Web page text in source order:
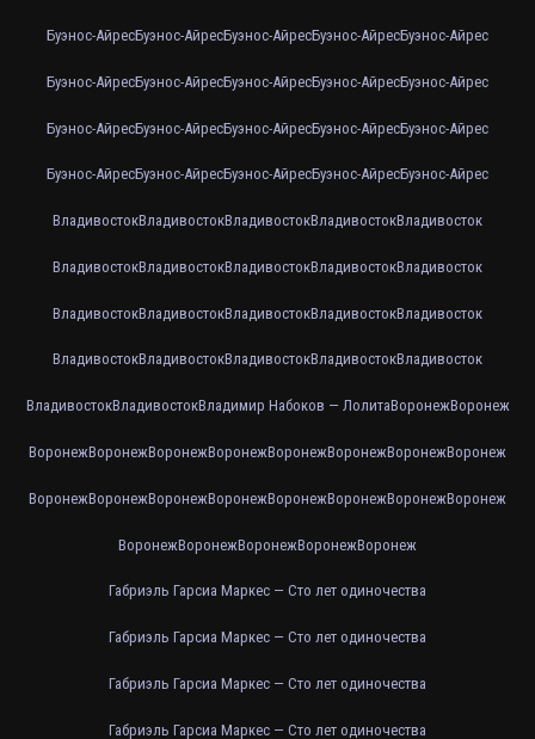
Буэнос-АйресБуэнос-АйресБуэнос-АйресБуэнос-АйресБуэнос-Айрес
Буэнос-АйресБуэнос-АйресБуэнос-АйресБуэнос-АйресБуэнос-Айрес
Буэнос-АйресБуэнос-АйресБуэнос-АйресБуэнос-АйресБуэнос-Айрес
Буэнос-АйресБуэнос-АйресБуэнос-АйресБуэнос-АйресБуэнос-Айрес
ВладивостокВладивостокВладивостокВладивостокВладивосток
ВладивостокВладивостокВладивостокВладивостокВладивосток
ВладивостокВладивостокВладивостокВладивостокВладивосток
ВладивостокВладивостокВладивостокВладивостокВладивосток
ВладивостокВладивостокВладимир Набоков — ЛолитаВоронежВоронеж
ВоронежВоронежВоронежВоронежВоронежВоронежВоронежВоронеж
ВоронежВоронежВоронежВоронежВоронежВоронежВоронежВоронеж
ВоронежВоронежВоронежВоронежВоронеж
Габриэль Гарсиа Маркес — Сто лет одиночества
Габриэль Гарсиа Маркес — Сто лет одиночества
Габриэль Гарсиа Маркес — Сто лет одиночества
Габриэль Гарсиа Маркес — Сто лет одиночества